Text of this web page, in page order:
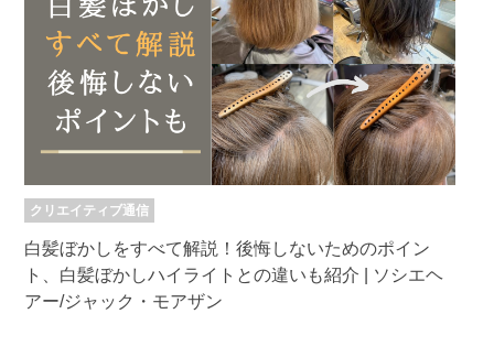
クリエイティブ通信
白髪ぼかしをすべて解説！後悔しないためのポイン
ト、白髪ぼかしハイライトとの違いも紹介 | ソシエヘ
アー/ジャック・モアザン